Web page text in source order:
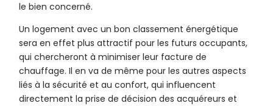
le bien concerné.
Un logement avec un bon classement énergétique
sera en effet plus attractif pour les futurs occupants,
qui chercheront à minimiser leur facture de
chauffage. Il en va de même pour les autres aspects
liés à la sécurité et au confort, qui influencent
directement la prise de décision des acquéreurs et